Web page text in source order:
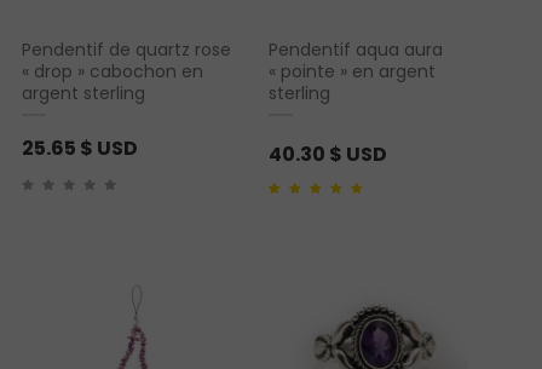
Pendentif de quartz rose
« drop » cabochon en
argent sterling
25.65 $ USD
Pendentif aqua aura
« pointe » en argent
sterling
40.30 $ USD